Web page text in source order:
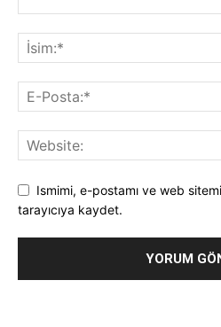
Ismimi, e-postamı ve web
tarayıcıya kaydet.